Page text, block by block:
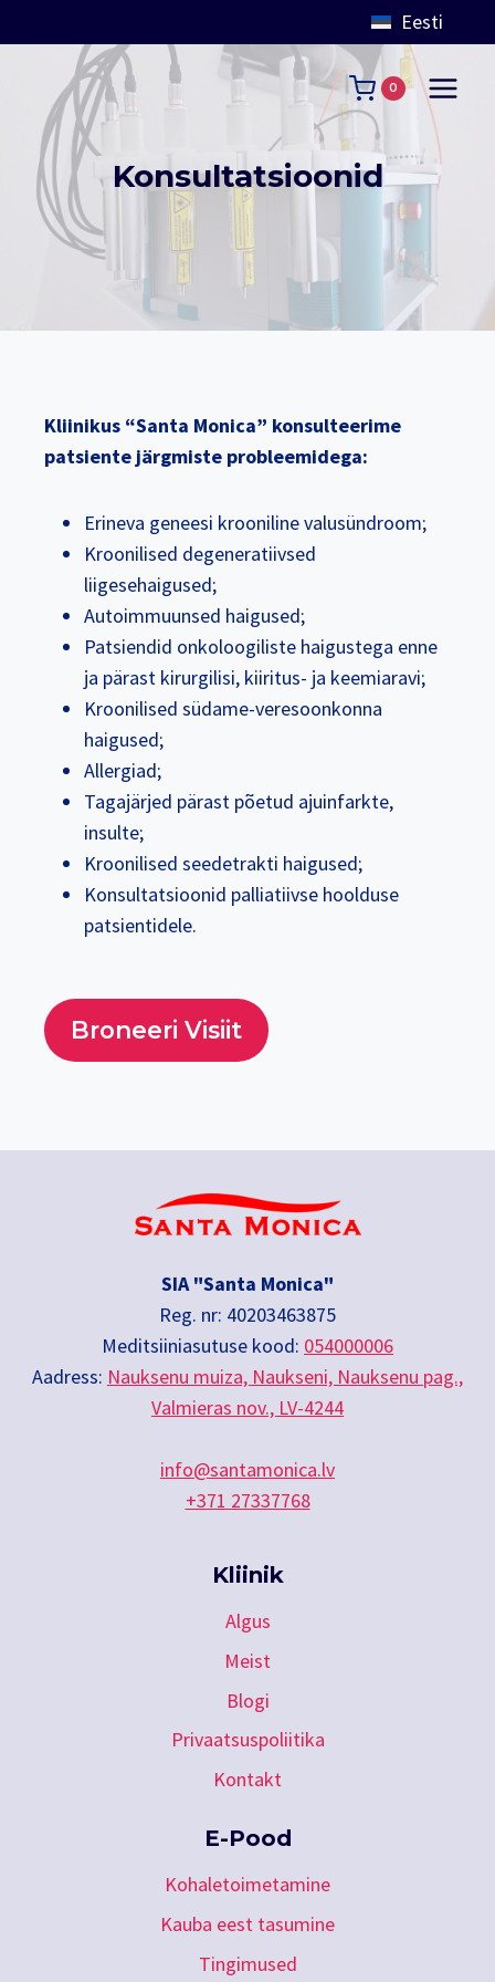
Eesti
content
0
Konsultatsioonid
Kliinikus “Santa Monica” konsulteerime
patsiente järgmiste probleemidega:
Erineva geneesi krooniline valusündroom;
Kroonilised degeneratiivsed
liigesehaigused;
Autoimmuunsed haigused;
Patsiendid onkoloogiliste haigustega enne
ja pärast kirurgilisi, kiiritus- ja keemiaravi;
Kroonilised südame-veresoonkonna
haigused;
Allergiad;
Tagajärjed pärast põetud ajuinfarkte,
insulte;
Kroonilised seedetrakti haigused;
Konsultatsioonid palliatiivse hoolduse
patsientidele.
Broneeri Visiit
SIA "Santa Monica"
Reg. nr: 40203463875
Meditsiiniasutuse kood: 054000006
Aadress: Nauksenu muiza, Naukseni, Nauksenu pag.,
Valmieras nov., LV-4244
info@santamonica.lv
+371 27337768
Kliinik
Algus
Meist
Blogi
Privaatsuspoliitika
Kontakt
E-Pood
Kohaletoimetamine
Kauba eest tasumine
Tingimused